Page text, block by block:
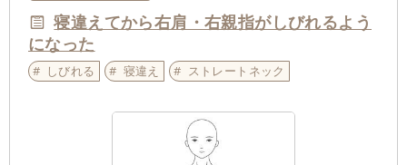
寝違えてから右肩・右親指がしびれるよう
になった
しびれる 寝違え ストレートネック